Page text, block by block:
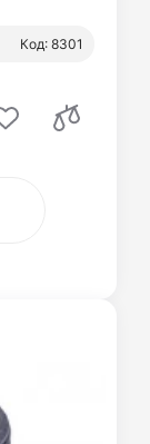
Код: 8301